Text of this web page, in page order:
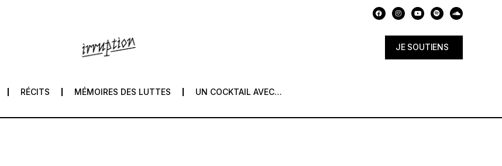
JE SOUTIENS
RÉCITS MÉMOIRES DES LUTTES UN COCKTAIL AVEC…